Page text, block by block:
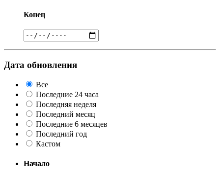
Конец
Дата обновления
Все
Последние 24 часа
Последняя неделя
Последний месяц
Последние 6 месяцев
Последний год
Кастом
Начало